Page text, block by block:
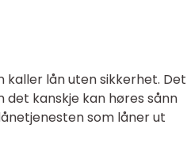
lån uten sikkerhet. Det
det kanskje kan høres sånn
som låner ut